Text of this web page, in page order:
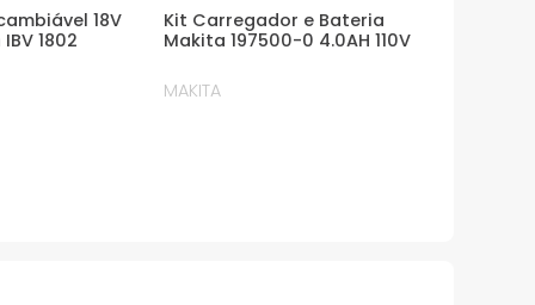
18V
1802
Kit Carregador e Bateria
Makita 197500-0 4.0AH 110V
MAKITA